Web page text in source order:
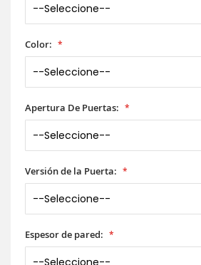
Color:
Apertura De Puertas:
Versión de la Puerta:
Espesor de pared: